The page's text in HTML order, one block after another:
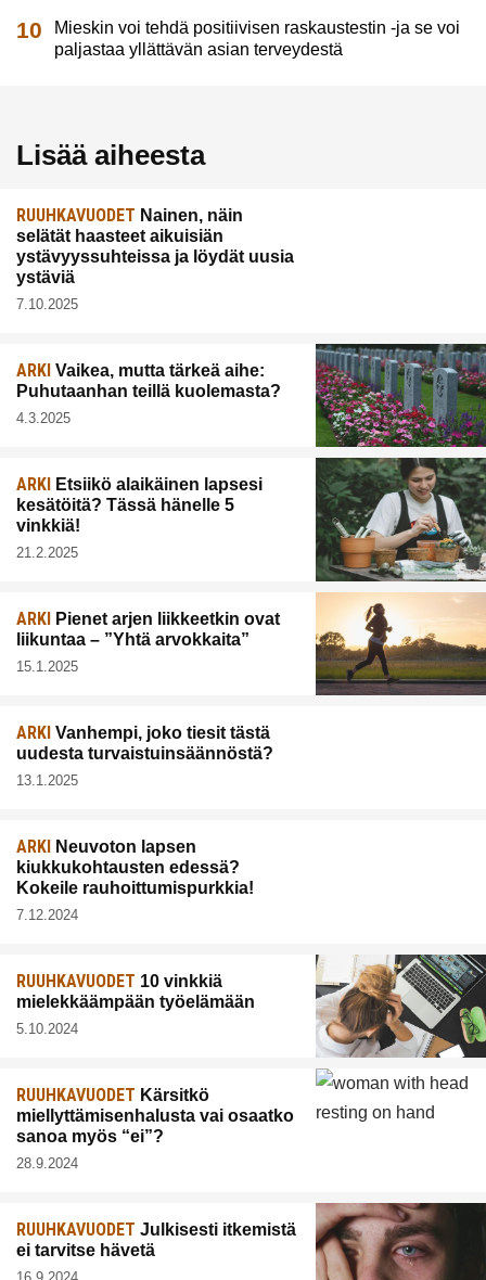
Mieskin voi tehdä positiivisen raskaustestin -ja se voi
paljastaa yllättävän asian terveydestä
Lisää aiheesta
RUUHKAVUODET Nainen, näin
selätät haasteet aikuisiän
ystävyyssuhteissa ja löydät uusia
ystäviä
7.10.2025
ARKI Vaikea, mutta tärkeä aihe:
Puhutaanhan teillä kuolemasta?
4.3.2025
ARKI Etsiikö alaikäinen lapsesi
kesätöitä? Tässä hänelle 5
vinkkiä!
21.2.2025
ARKI Pienet arjen liikkeetkin ovat
liikuntaa – ”Yhtä arvokkaita”
15.1.2025
ARKI Vanhempi, joko tiesit tästä
uudesta turvaistuinsäännöstä?
13.1.2025
ARKI Neuvoton lapsen
kiukkukohtausten edessä?
Kokeile rauhoittumispurkkia!
7.12.2024
RUUHKAVUODET 10 vinkkiä
mielekkäämpään työelämään
5.10.2024
RUUHKAVUODET Kärsitkö
miellyttämisenhalusta vai osaatko
sanoa myös “ei”?
28.9.2024
RUUHKAVUODET Julkisesti itkemistä
ei tarvitse hävetä